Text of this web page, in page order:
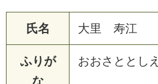
氏名 大里 寿江
ふりが
な
おおさととしえ